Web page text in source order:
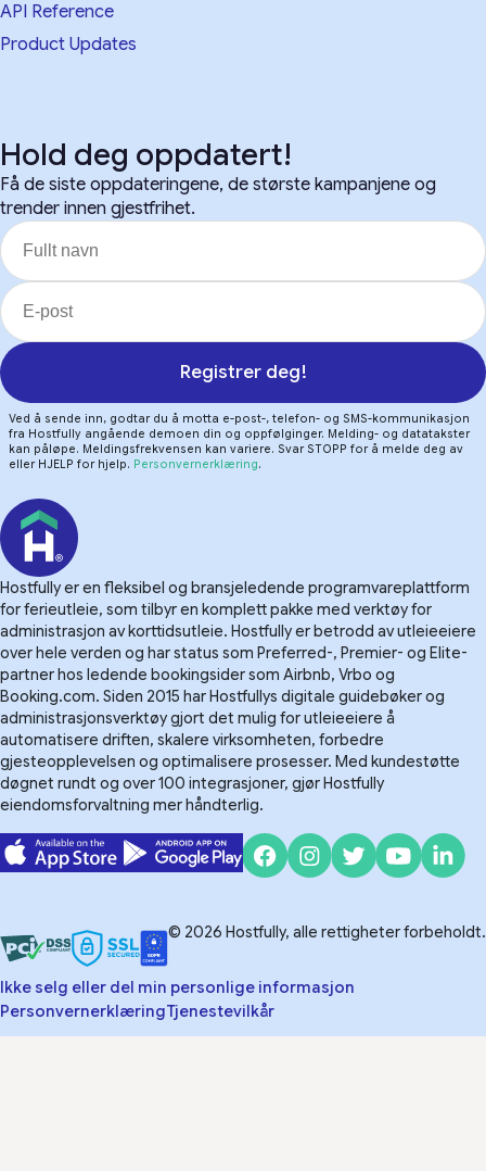
API Reference
Product Updates
Hold deg oppdatert!
Få de siste oppdateringene, de største kampanjene og
trender innen gjestfrihet.
Registrer deg!
Ved å sende inn, godtar du å motta e-post-, telefon- og SMS-kommunikasjon
fra Hostfully angående demoen din og oppfølginger. Melding- og datatakster
kan påløpe. Meldingsfrekvensen kan variere. Svar STOPP for å melde deg av
eller HJELP for hjelp. Personvernerklæring.
Hostfully er en fleksibel og bransjeledende programvareplattform
for ferieutleie, som tilbyr en komplett pakke med verktøy for
administrasjon av korttidsutleie. Hostfully er betrodd av utleieeiere
over hele verden og har status som Preferred-, Premier- og Elite-
partner hos ledende bookingsider som Airbnb, Vrbo og
Booking.com. Siden 2015 har Hostfullys digitale guidebøker og
administrasjonsverktøy gjort det mulig for utleieeiere å
automatisere driften, skalere virksomheten, forbedre
gjesteopplevelsen og optimalisere prosesser. Med kundestøtte
døgnet rundt og over 100 integrasjoner, gjør Hostfully
eiendomsforvaltning mer håndterlig.
© 2026 Hostfully, alle rettigheter forbeholdt.
Ikke selg eller del min personlige informasjon
PersonvernerklæringTjenestevilkår